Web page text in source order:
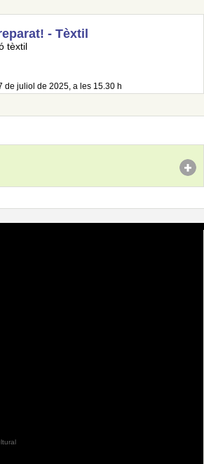
- Tèxtil
tèxtil
de juliol de 2025, a les 15.30 h